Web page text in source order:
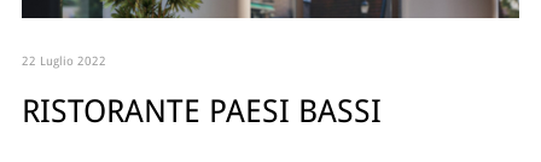
22 Luglio 2022
RISTORANTE PAESI BASSI